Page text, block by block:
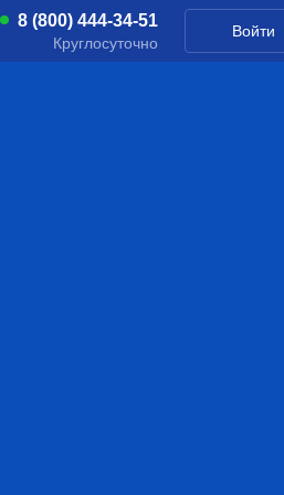
8 (800) 444-34-51
Круглосуточно
Войти